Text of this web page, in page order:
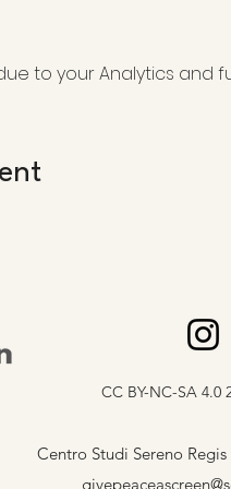
to your Analytics and
CC BY-NC-SA 4.0
Centro Studi Sereno